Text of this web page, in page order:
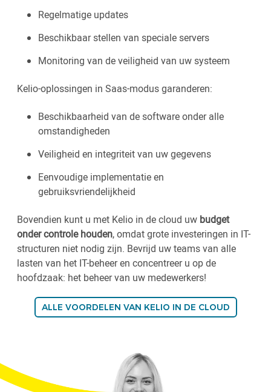
Regelmatige updates
Beschikbaar stellen van speciale servers
Monitoring van de veiligheid van uw systeem
Kelio-oplossingen in Saas-modus garanderen:
Beschikbaarheid van de software onder alle
omstandigheden
Veiligheid en integriteit van uw gegevens
Eenvoudige implementatie en
gebruiksvriendelijkheid
Bovendien kunt u met Kelio in de cloud uw budget
onder controle houden, omdat grote investeringen in IT-
structuren niet nodig zijn. Bevrijd uw teams van alle
lasten van het IT-beheer en concentreer u op de
hoofdzaak: het beheer van uw medewerkers!
ALLE VOORDELEN VAN KELIO IN DE CLOUD